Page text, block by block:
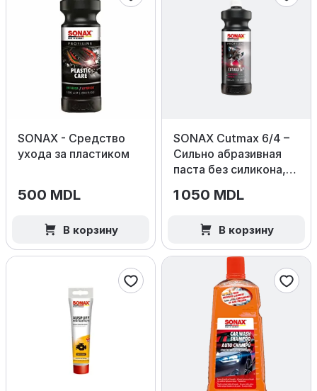
SONAX - Средство
ухода за пластиком
500 MDL
В корзину
SONAX Cutmax 6/4 –
Сильно абразивная
паста без силикона,
1 050 MDL
В корзину